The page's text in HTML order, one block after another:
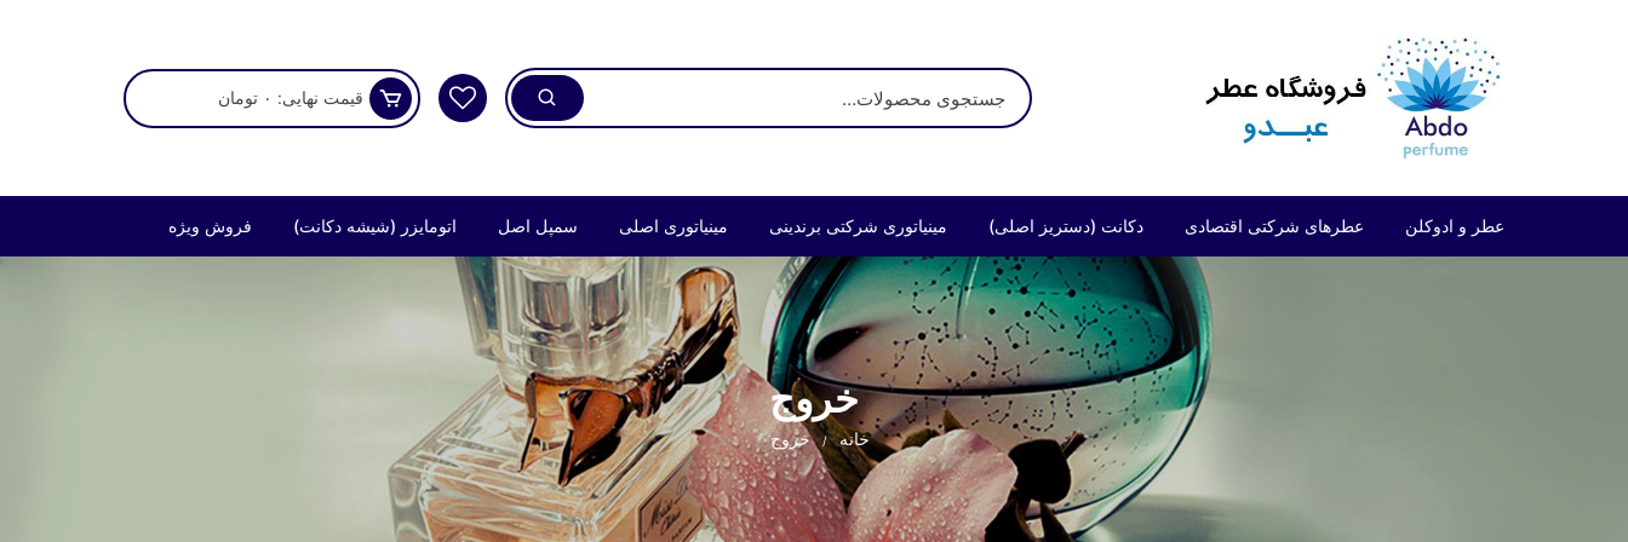
قیمت نهایی: ۰ تومان
عطر و ادوکلن عطرهای شرکتی اقتصادی
شرکتی اقتصادی (فراگرنس ورد)
شرکتی اقتصادی (ارض الزعفران)
شرکتی اقتصادی (لطافه)
شرکتی اقتصادی (الحمبرا)
دکانت (دستریز اصلی) مینیاتوری شرکتی برندینی مینیاتوری اصلی سمپل اصل اتومایزر (شیشه دکانت) فروش ویژه
خروج
خانه خروج